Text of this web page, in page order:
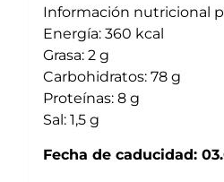
Información nutricional
Energía: 360 kcal
Grasa: 2 g
Carbohidratos: 78 g
Proteínas: 8 g
Sal: 1,5 g
Fecha de caducidad: